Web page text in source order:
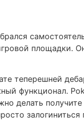
площадки.
теперешней
функционал.
делать